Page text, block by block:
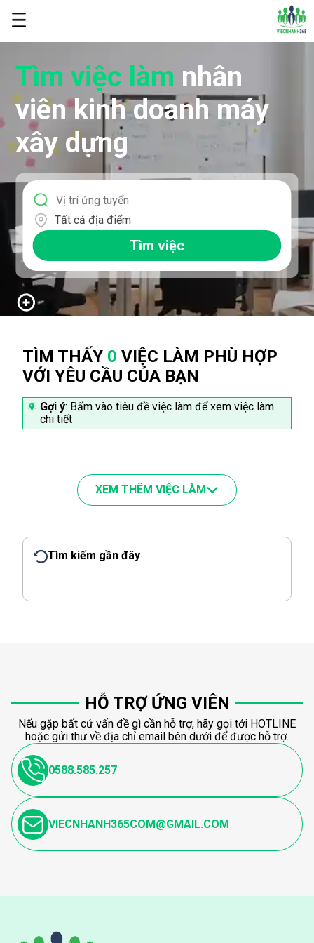
Tìm việc làm nhân
viên kinh doanh máy
xây dựng
Tất cả địa điểm
Tìm việc
TÌM THẤY 0 VIỆC LÀM PHÙ HỢP
VỚI YÊU CẦU CỦA BẠN
Gợi ý: Bấm vào tiêu đề việc làm để xem việc làm
chi tiết
XEM THÊM VIỆC LÀM
Tìm kiếm gần đây
HỖ TRỢ ỨNG VIÊN
Nếu gặp bất cứ vấn đề gì cần hỗ trợ, hãy gọi tới HOTLINE
hoặc gửi thư về địa chỉ email bên dưới để được hỗ trợ.
0588.585.257
VIECNHANH365COM@GMAIL.COM